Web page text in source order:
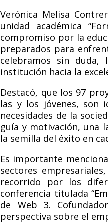
Verónica Melisa
unidad académica
compromiso por la
preparados para
celebramos sin duda,
institución hacia la
Destacó, que los 97
las y los jóvenes, son
necesidades de la
guía y motivación, una
la semilla del éxito en
Es importante
sectores
recorrido por los
conferencia titulada
de Web 3.
perspectiva sobre el